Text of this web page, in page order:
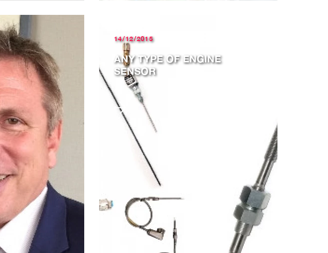
14/12/2015
ANY TYPE OF ENGINE
SENSOR